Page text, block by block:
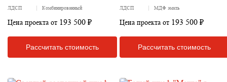
ЛДСП Комбинированный
Цена проекта от 193 500 ₽
Рассчитать стоимость
ЛДСП МДФ эмаль
Цена проекта от 193 500 ₽
Рассчитать стоимость